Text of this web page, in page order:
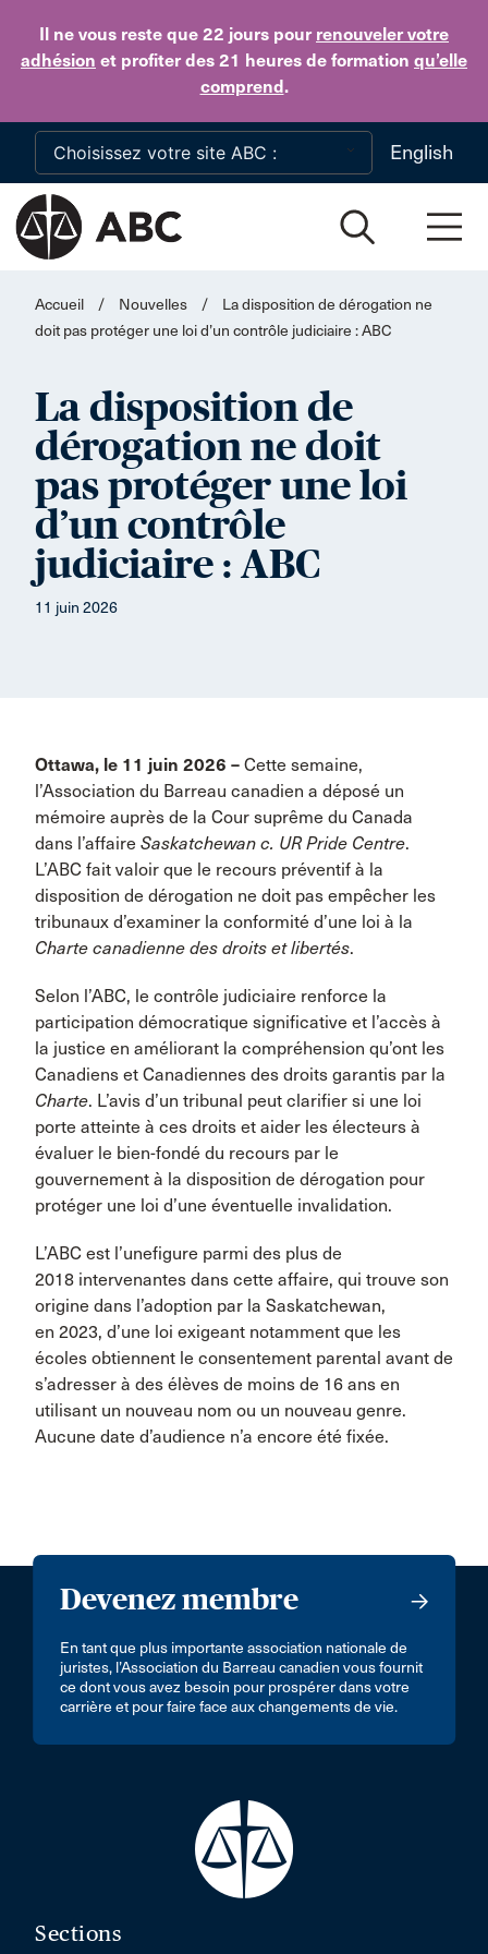
Il ne vous reste que 22 jours pour renouveler votre
adhésion et profiter des 21 heures de formation qu’elle
comprend.
Skip to main content
English
Accueil / Nouvelles /
La disposition de dérogation ne
doit pas protéger une loi d’un contrôle judiciaire : ABC
La disposition de
dérogation ne doit
pas protéger une loi
d’un contrôle
judiciaire : ABC
11 juin 2026
Ottawa, le 11 juin 2026 – Cette semaine,
l’Association du Barreau canadien a déposé un
mémoire auprès de la Cour suprême du Canada
dans l’affaire Saskatchewan c. UR Pride Centre.
L’ABC fait valoir que le recours préventif à la
disposition de dérogation ne doit pas empêcher les
tribunaux d’examiner la conformité d’une loi à la
Charte canadienne des droits et libertés.
Selon l’ABC, le contrôle judiciaire renforce la
participation démocratique significative et l’accès à
la justice en améliorant la compréhension qu’ont les
Canadiens et Canadiennes des droits garantis par la
Charte. L’avis d’un tribunal peut clarifier si une loi
porte atteinte à ces droits et aider les électeurs à
évaluer le bien-fondé du recours par le
gouvernement à la disposition de dérogation pour
protéger une loi d’une éventuelle invalidation.
L’ABC est l’unefigure parmi des plus de
2018 intervenantes dans cette affaire, qui trouve son
origine dans l’adoption par la Saskatchewan,
en 2023, d’une loi exigeant notamment que les
écoles obtiennent le consentement parental avant de
s’adresser à des élèves de moins de 16 ans en
utilisant un nouveau nom ou un nouveau genre.
Aucune date d’audience n’a encore été fixée.
Devenez membre
En tant que plus importante association nationale de
juristes, l’Association du Barreau canadien vous fournit
ce dont vous avez besoin pour prospérer dans votre
carrière et pour faire face aux changements de vie.
Sections